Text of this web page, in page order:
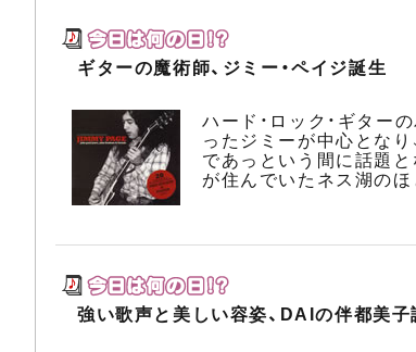
ギターの魔術師、ジミー・ペイジ誕生
ハード・ロック・ギター
ったジミーが中心となり
であっという間に話題と
が住んでいたネス湖の
強い歌声と美しい容姿、DAIの伴都美子